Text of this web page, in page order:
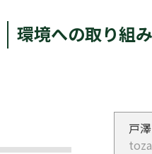
環境への取り組み
戸